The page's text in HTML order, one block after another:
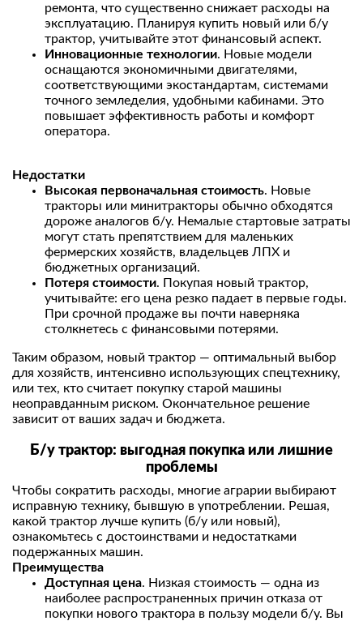
ремонта, что существенно снижает расходы на
эксплуатацию. Планируя купить новый или б/у
трактор, учитывайте этот финансовый аспект.
Инновационные технологии. Новые модели
оснащаются экономичными двигателями,
соответствующими экостандартам, системами
точного земледелия, удобными кабинами. Это
повышает эффективность работы и комфорт
оператора.
Недостатки
Высокая первоначальная стоимость. Новые
тракторы или минитракторы обычно обходятся
дороже аналогов б/у. Немалые стартовые затраты
могут стать препятствием для маленьких
фермерских хозяйств, владельцев ЛПХ и
бюджетных организаций.
Потеря стоимости. Покупая новый трактор,
учитывайте: его цена резко падает в первые годы.
При срочной продаже вы почти наверняка
столкнетесь с финансовыми потерями.
Таким образом, новый трактор — оптимальный выбор
для хозяйств, интенсивно использующих спецтехнику,
или тех, кто считает покупку старой машины
неоправданным риском. Окончательное решение
зависит от ваших задач и бюджета.
Б/у трактор: выгодная покупка или лишние
проблемы
Чтобы сократить расходы, многие аграрии выбирают
исправную технику, бывшую в употреблении. Решая,
какой трактор лучше купить (б/у или новый),
ознакомьтесь с достоинствами и недостатками
подержанных машин.
Преимущества
Доступная цена. Низкая стоимость — одна из
наиболее распространенных причин отказа от
покупки нового трактора в пользу модели б/у. Вы